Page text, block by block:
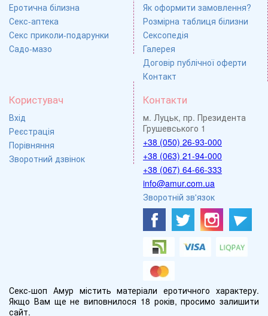
Еротична білизна
Секс-аптека
Секс приколи-подарунки
Садо-мазо
Як оформити замовлення?
Розмірна таблиця білизни
Сексопедія
Галерея
Договір публічної оферти
Контакт
Користувач
Вхід
Реєстрація
Порівняння
Зворотний дзвінок
Контакти
м. Луцьк, пр. Президента
Грушевського 1
+38 (050) 26-93-000
+38 (063) 21-94-000
+38 (067) 64-66-333
info@amur.com.ua
Зворотній зв'язок
Секс-шоп Амур містить матеріали еротичного характеру.
Якщо Вам ще не виповнилося 18 років, просимо залишити
сайт.